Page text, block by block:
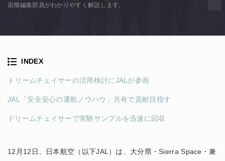
宙畑編集部員がわかりやすく解説します。
12月12日、日本航空（以下JAL）は、大分県・Sierra Space・兼
INDEX
ドリームチェイサーの活用検討にJALが参画
JAL「安全安心の運航ノウハウ」共有で貢献目指す
ドリームチェイサーで実験サンプルを迅速に回収